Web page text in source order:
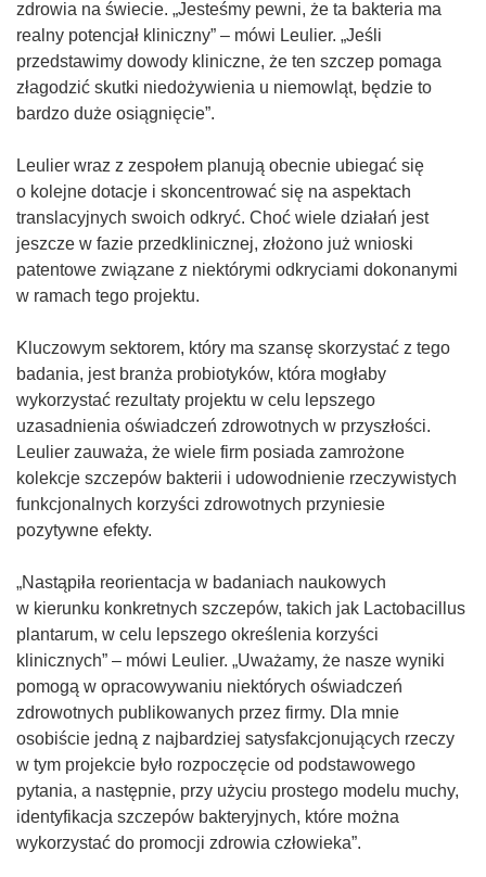
zdrowia na świecie. „Jesteśmy pewni, że ta bakteria ma
realny potencjał kliniczny” – mówi Leulier. „Jeśli
przedstawimy dowody kliniczne, że ten szczep pomaga
złagodzić skutki niedożywienia u niemowląt, będzie to
bardzo duże osiągnięcie”.
Leulier wraz z zespołem planują obecnie ubiegać się
o kolejne dotacje i skoncentrować się na aspektach
translacyjnych swoich odkryć. Choć wiele działań jest
jeszcze w fazie przedklinicznej, złożono już wnioski
patentowe związane z niektórymi odkryciami dokonanymi
w ramach tego projektu.
Kluczowym sektorem, który ma szansę skorzystać z tego
badania, jest branża probiotyków, która mogłaby
wykorzystać rezultaty projektu w celu lepszego
uzasadnienia oświadczeń zdrowotnych w przyszłości.
Leulier zauważa, że wiele firm posiada zamrożone
kolekcje szczepów bakterii i udowodnienie rzeczywistych
funkcjonalnych korzyści zdrowotnych przyniesie
pozytywne efekty.
„Nastąpiła reorientacja w badaniach naukowych
w kierunku konkretnych szczepów, takich jak Lactobacillus
plantarum, w celu lepszego określenia korzyści
klinicznych” – mówi Leulier. „Uważamy, że nasze wyniki
pomogą w opracowywaniu niektórych oświadczeń
zdrowotnych publikowanych przez firmy. Dla mnie
osobiście jedną z najbardziej satysfakcjonujących rzeczy
w tym projekcie było rozpoczęcie od podstawowego
pytania, a następnie, przy użyciu prostego modelu muchy,
identyfikacja szczepów bakteryjnych, które można
wykorzystać do promocji zdrowia człowieka”.